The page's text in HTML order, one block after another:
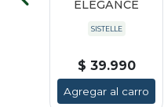
ELEGANCE
SISTELLE
$ 39.990
Agregar al carro